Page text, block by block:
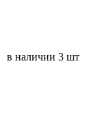
в наличии 3 шт